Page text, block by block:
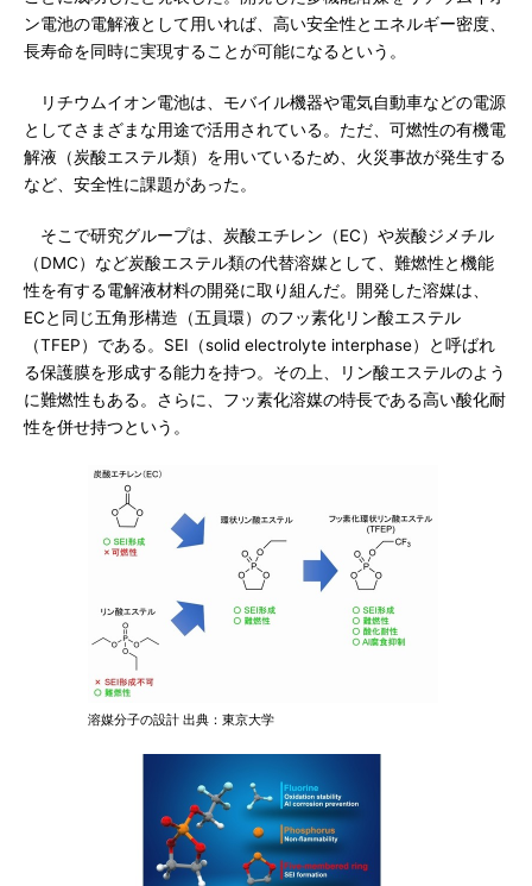
ン電池の電解液として用いれば、高い安全性とエネルギー密度、
長寿命を同時に実現することが可能になるという。
リチウムイオン電池は、モバイル機器や電気自動車などの電源
としてさまざまな用途で活用されている。ただ、可燃性の有機電
解液（炭酸エステル類）を用いているため、火災事故が発生する
など、安全性に課題があった。
そこで研究グループは、炭酸エチレン（EC）や炭酸ジメチル
（DMC）など炭酸エステル類の代替溶媒として、難燃性と機能
性を有する電解液材料の開発に取り組んだ。開発した溶媒は、
ECと同じ五角形構造（五員環）のフッ素化リン酸エステル
（TFEP）である。SEI（solid electrolyte interphase）と呼ばれ
る保護膜を形成する能力を持つ。その上、リン酸エステルのよう
に難燃性もある。さらに、フッ素化溶媒の特長である高い酸化耐
性を併せ持つという。
溶媒分子の設計 出典：東京大学